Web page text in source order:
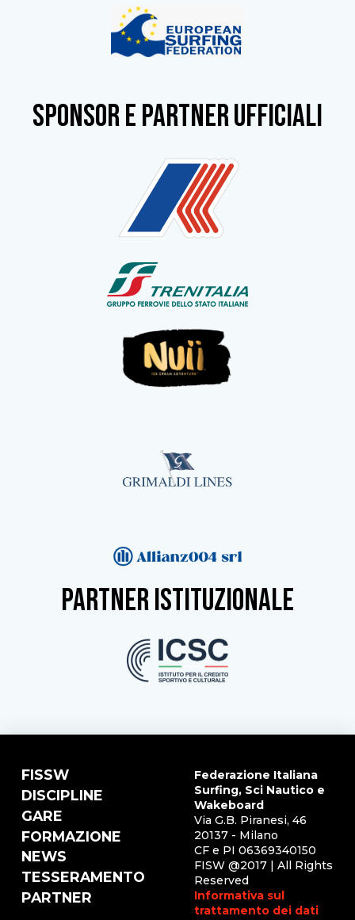
SPONSOR e partner ufficiali
partner istituzionale
FISSW
DISCIPLINE
GARE
FORMAZIONE
NEWS
TESSERAMENTO
PARTNER
Federazione Italiana
Surfing, Sci Nautico e
Wakeboard
Via G.B. Piranesi, 46
20137 - Milano
CF e PI 06369340150
FISW @2017 | All Rights
Reserved
Informativa sul
trattamento dei dati